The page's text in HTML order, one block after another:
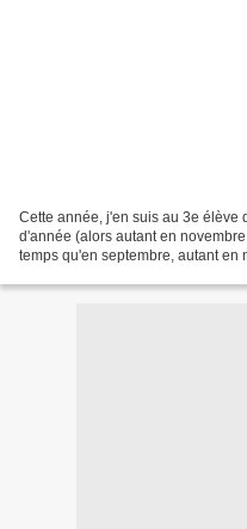
Cette année, j'en suis au 3e élève
d'année (alors autant en
temps qu'en septembre, autant en